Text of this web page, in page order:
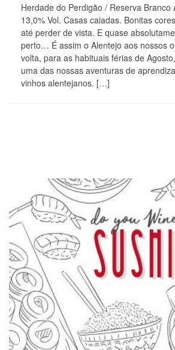
Herdade do Perdigão / Reserva Branco
13,0% Vol. Casas caiadas. Bonitas
até perder de vista. E quase
perto… É assim o Alentejo aos nossos
volta, para as habituais férias de
uma das nossas aventuras de
vinhos alentejanos. […]